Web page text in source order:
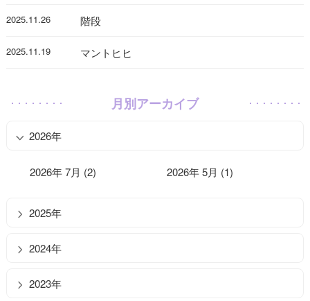
2025.11.26 階段
2025.11.19 マントヒヒ
月別アーカイブ
2026年
2026年 7月 (2) 2026年 5月 (1)
2025年
2024年
2023年